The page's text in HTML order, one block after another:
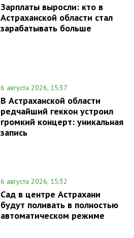
Зарплаты выросли: кто в
Астраханской области стал
зарабатывать больше
6 августа 2026, 15:37
В Астраханской области
редчайший геккон устроил
громкий концерт: уникальная
запись
6 августа 2026, 15:32
Сад в центре Астрахани
будут поливать в полностью
автоматическом режиме